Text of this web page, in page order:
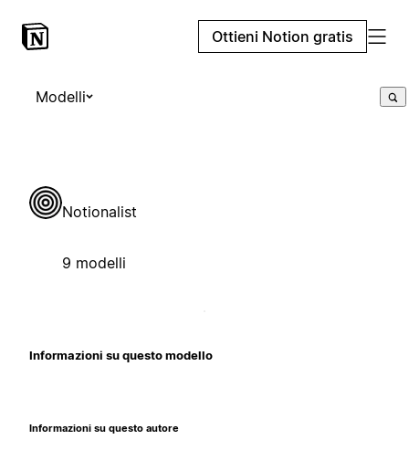
Ottieni Notion gratis
Modelli
Notionalist
9 modelli
Informazioni su questo modello
Informazioni su questo autore